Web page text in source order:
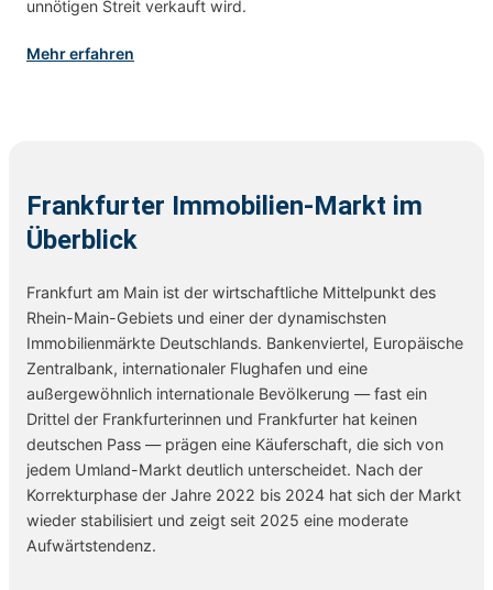
unnötigen Streit verkauft wird.
Mehr erfahren
Frankfurter Immobilien-Markt im
Überblick
Frankfurt am Main ist der wirtschaftliche Mittelpunkt des
Rhein-Main-Gebiets und einer der dynamischsten
Immobilienmärkte Deutschlands. Bankenviertel, Europäische
Zentralbank, internationaler Flughafen und eine
außergewöhnlich internationale Bevölkerung — fast ein
Drittel der Frankfurterinnen und Frankfurter hat keinen
deutschen Pass — prägen eine Käuferschaft, die sich von
jedem Umland-Markt deutlich unterscheidet. Nach der
Korrekturphase der Jahre 2022 bis 2024 hat sich der Markt
wieder stabilisiert und zeigt seit 2025 eine moderate
Aufwärtstendenz.